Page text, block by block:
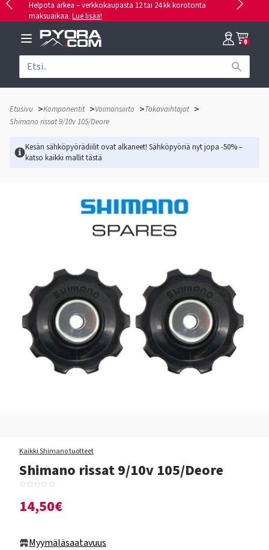
Helpota arkea – verkkokaupasta 12 tai 24 kk korotonta
maksuaikaa. Lue lisää!
0
Etusivu >Komponentit >Voimansiirto >Takavaihtajat >
Shimano rissat 9/10v 105/Deore
Kesän sähköpyörädiilit ovat alkaneet! Sähköpyöriä nyt jopa -50% –
katso kaikki mallittästä
Kaikki Shimano tuotteet
Shimano rissat 9/10v 105/Deore
14,50€
Myymäläsaatavuus